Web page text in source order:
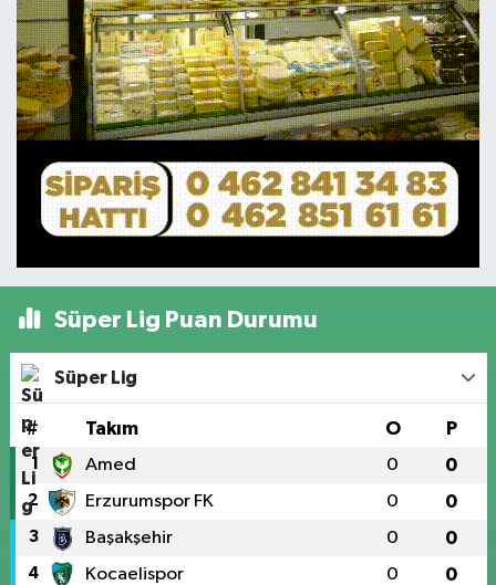
Süper Lig Puan Durumu
Süper Lig
# Takım O P
1 Amed 0 0
2 Erzurumspor FK 0 0
3 Başakşehir 0 0
4 Kocaelispor 0 0